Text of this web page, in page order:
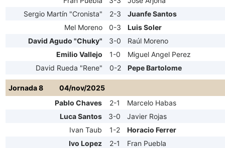
Sergio Martín "Cronista"
2-3
Juanfe Santos
Mel Moreno
0-3
Luis Soler
David Agudo "Chuky"
3-0
Raúl Moreno
Emilio Vallejo
1-0
Miguel Angel Perez
David Rueda "Rene"
0-2 Pepe Bartolome
Jornada 8
04/nov/2025
Pablo Chaves
2-1
Marcelo Habas
Luca Santos
3-0
Javier Rojas
Ivan Taub
1-2
Horacio Ferrer
Ivo Lopez
2-1
Fran Puebla